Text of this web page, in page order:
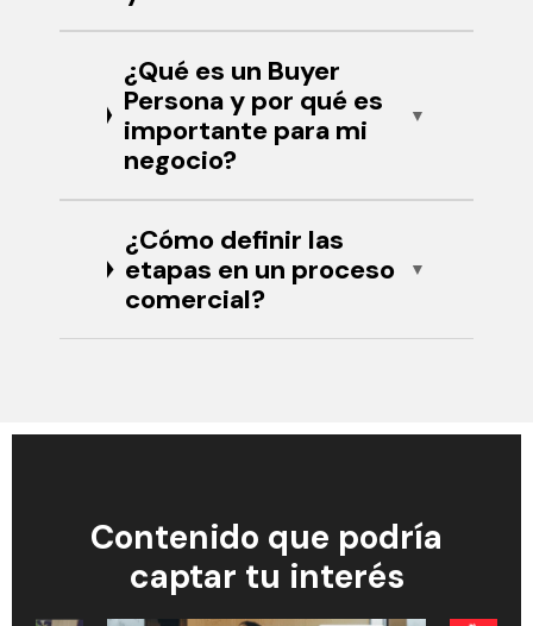
¿Qué es un Buyer
Persona y por qué es
importante para mi
negocio?
¿Cómo definir las
etapas en un proceso
comercial?
Contenido que podría
captar tu interés